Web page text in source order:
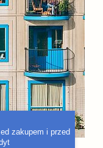
zakupem i przed